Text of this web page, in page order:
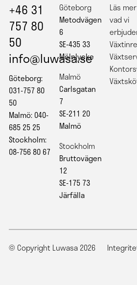
+46 31
757 80
50
info@luwasa.se
Göteborg:
031-757 80
50
Malmö: 040-
685 25 25
Stockholm:
08-756 80 67
Göteborg
Metodvägen
6
SE-435 33
Mölnlycke
Malmö
Carlsgatan
7
SE-211 20
Malmö
Stockholm
Bruttovägen
12
SE-175 73
Järfälla
Läs
vad vi
© Copyright Luwasa 2026